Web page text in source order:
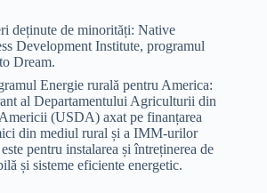
deținute de minorități: Native
Development Institute, programul
Dream.
Energie rurală pentru America:
al Departamentului Agriculturii din
(USDA) axat pe finanțarea
din mediul rural și a IMM-urilor
pentru instalarea și întreținerea de
și sisteme eficiente energetic.